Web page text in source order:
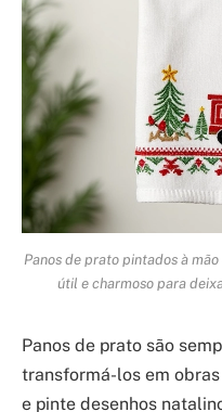
Panos de prato pintados à
útil e charmoso para
Panos de prato são
transformá-los em
e pinte desenhos